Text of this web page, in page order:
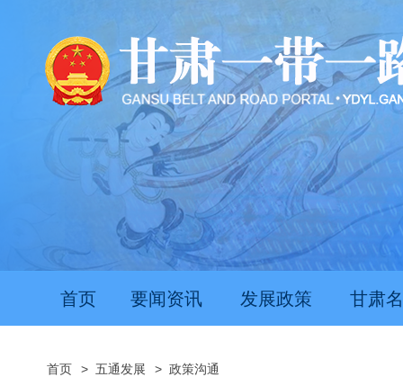
首页 要闻资讯 发展政策 甘肃
首页 > 五通发展 > 政策沟通